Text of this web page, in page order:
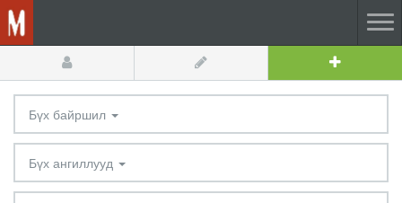
Бүх байршил
Бүх ангиллууд